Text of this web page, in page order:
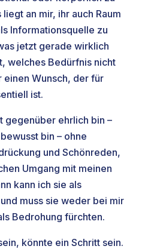
an mir, ihr auch Raum
Informationsquelle zu
jetzt gerade wirklich
welches Bedürfnis nicht
Wunsch, der für
ist.
gegenüber ehrlich bin –
bin – ohne
und Schönreden,
Umgang mit meinen
kann ich sie als
muss sie weder bei mir
Bedrohung fürchten.
könnte ein Schritt sein.